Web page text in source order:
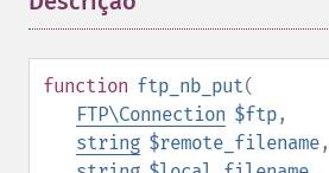
function ftp_nb_put(
FTP\Connection $ftp,
string $remote_filename,